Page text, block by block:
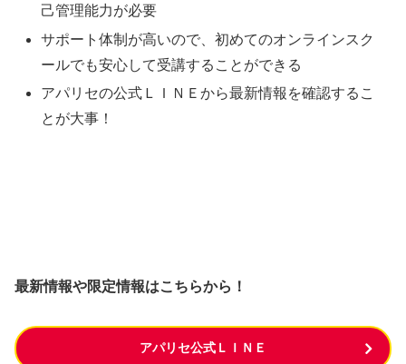
己管理能力が必要
サポート体制が高いので、初めてのオンラインスク
ールでも安心して受講することができる
アパリセの公式ＬＩＮＥから最新情報を確認するこ
とが大事！
最新情報や限定情報はこちらから！
アパリセ公式ＬＩＮＥ